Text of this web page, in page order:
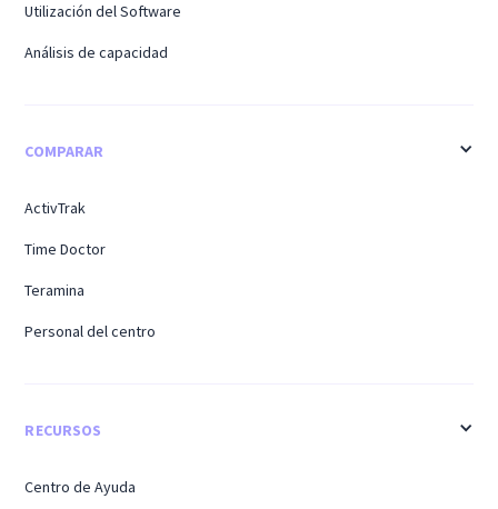
Utilización del Software
Análisis de capacidad
COMPARAR
ActivTrak
Time Doctor
Teramina
Personal del centro
RECURSOS
Centro de Ayuda